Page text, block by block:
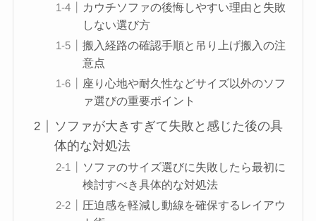
カウチソファの後悔しやすい理由と失敗
しない選び方
搬入経路の確認手順と吊り上げ搬入の注
意点
座り心地や耐久性などサイズ以外のソフ
ァ選びの重要ポイント
ソファが大きすぎて失敗と感じた後の具
体的な対処法
ソファのサイズ選びに失敗したら最初に
検討すべき具体的な対処法
圧迫感を軽減し動線を確保するレイアウ